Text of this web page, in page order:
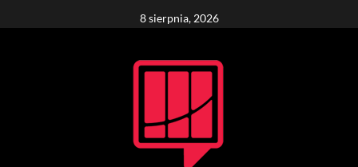
to
8 sierpnia, 2026